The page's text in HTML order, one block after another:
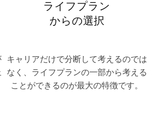
ライフプラン
からの選択
キャリアだけで分断して考えるのでは
なく、ライフプランの一部から考える
ことができるのが最大の特徴です。